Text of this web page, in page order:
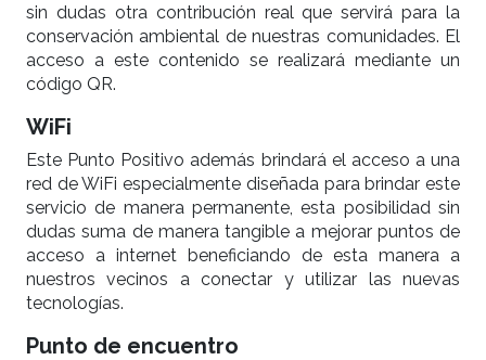
sin dudas otra contribución real que servirá para la
conservación ambiental de nuestras comunidades. El
acceso a este contenido se realizará mediante un
código QR.
WiFi
Este Punto Positivo además brindará el acceso a una
red de WiFi especialmente diseñada para brindar este
servicio de manera permanente, esta posibilidad sin
dudas suma de manera tangible a mejorar puntos de
acceso a internet beneficiando de esta manera a
nuestros vecinos a conectar y utilizar las nuevas
tecnologías.
Punto de encuentro